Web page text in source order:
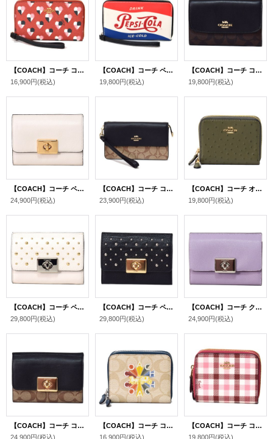
【COACH】コーチ コーティング キャンパス レザー ハート柄 プリント フォン クラッチ ウォレット iPhone スマホ マルチ 財布 テラコッタマルチ（日本未発売）
16,900円(税込)
【COACH】コーチ ペプシコーラ ラメグリッター レザー ラウンド ジップ レザー フォン クラッチ ウォレット iPhone対応 スマホ マルチ 財布 チャーク×ブラック（日本未発売）
19,800円(税込)
【COACH】コーチ コーティングキャンパス レザー シグネチャー 三つ折り ミディアム エンベロープ ウォレット 財布 ブラウン×ブラック〔日本未発売〕
19,800円(税込)
【COACH】コーチ ペブルレザー キャシディ ターンロック ミディアム 二つ折り財布 チャーク×オックスブラッド（日本未発売）
24,900円(税込)
【COACH】コーチ コーティングキャンバス スムースレザー シグネチャー フォルドオーバー リストレット スマホ フォン ウォレット 二つ折り 財布 カーキ×ブラック〔日本未発売〕
23,900円(税込)
【COACH】コーチ オーストリッチエンボスレザー スモール ダブルジップ アラウンド 二つ折り 財布 ミリタリーグリーン〔日本未発売〕
19,800円(税込)
【COACH】コーチ ペブルレザー オールオーバー リベット スタッズ キャシディ ターンロック ミディアム 二つ折り財布 チャーク（日本未発売）
29,800円(税込)
【COACH】コーチ ペブルレザー オールオーバー リベット スタッズ キャシディ ターンロック ミディアム 二つ折り財布 ブラック（日本未発売）
29,800円(税込)
【COACH】コーチ クロスグレインレザー キャシディ ターンロック ミディアム 二つ折り財布 ライラック（日本未発売）
24,900円(税込)
【COACH】コーチ コーティングキャンバス スムースレザー シグネチャー キャシディ ターンロック ミディアム 二つ折り財布 カーキ×ブラック（日本未発売）
24,900円(税込)
【COACH】コーチ コーティングキャンバス クロスグレインレザー シグネチャー ロゴ ラジアル レインボー スモール ダブルジップ アラウンド 二つ折り 財布 ライトカーキ×デニムマルチ〔日本未発売〕
16,900円(税込)
【COACH】コーチ コーティングキャンバス ギンガム チェック プリント スモール ダブルジップ アラウンド 二つ折り 財布 ルージュ×ライトカーキマルチ〔日本未発売〕
19,800円(税込)